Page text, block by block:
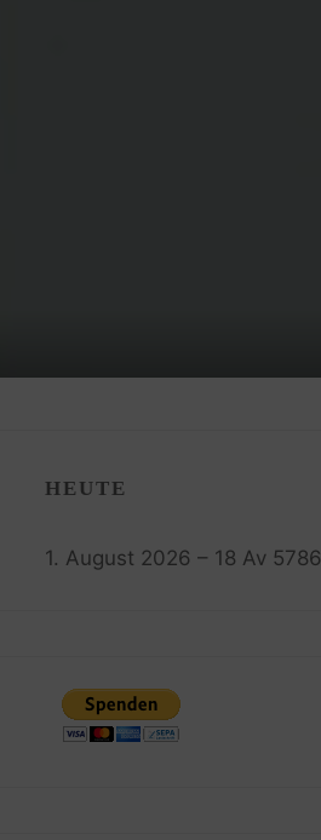
HEUTE
1. August 2026 – 18 Av 5786